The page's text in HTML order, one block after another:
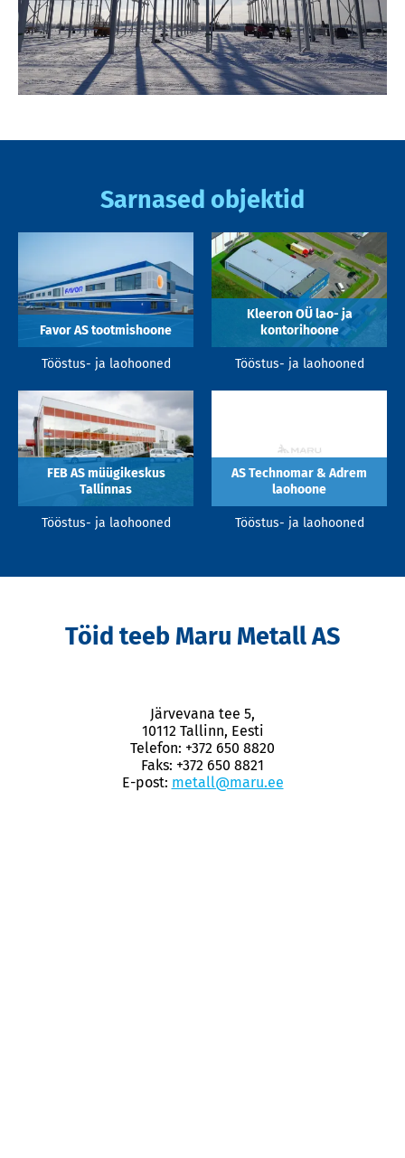
Sarnased objektid
Favor AS tootmishoone
Tööstus- ja laohooned
Kleeron OÜ lao- ja
kontorihoone
Tööstus- ja laohooned
FEB AS müügikeskus
Tallinnas
Tööstus- ja laohooned
AS Technomar & Adrem
laohoone
Tööstus- ja laohooned
Töid teeb Maru Metall AS
Järvevana tee 5,
10112 Tallinn, Eesti
Telefon: +372 650 8820
Faks: +372 650 8821
E-post: metall@maru.ee